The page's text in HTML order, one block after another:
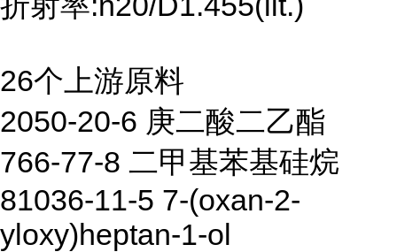
26个上游原料
2050-20-6 庚二酸二乙酯
766-77-8 二甲基苯基硅烷
81036-11-5 7-(oxan-2-
yloxy)heptan-1-ol